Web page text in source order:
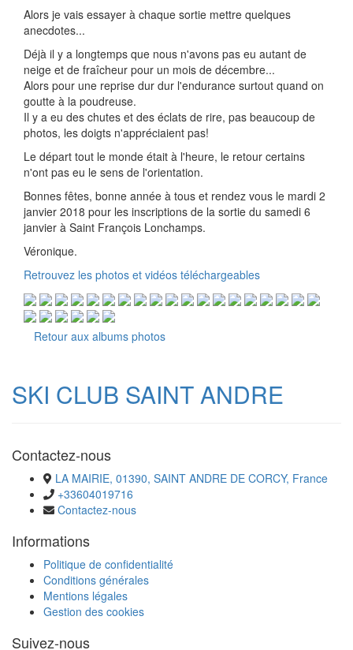
Alors je vais essayer à chaque sortie mettre quelques
anecdotes...
Déjà il y a longtemps que nous n'avons pas eu autant de
neige et de fraîcheur pour un mois de décembre...
Alors pour une reprise dur dur l'endurance surtout quand on
goutte à la poudreuse.
Il y a eu des chutes et des éclats de rire, pas beaucoup de
photos, les doigts n'appréciaient pas!
Le départ tout le monde était à l'heure, le retour certains
n'ont pas eu le sens de l'orientation.
Bonnes fêtes, bonne année à tous et rendez vous le mardi 2
janvier 2018 pour les inscriptions de la sortie du samedi 6
janvier à Saint François Lonchamps.
Véronique.
Retrouvez les photos et vidéos téléchargeables
Retour aux albums photos
SKI CLUB SAINT ANDRE
Contactez-nous
LA MAIRIE, 01390, SAINT ANDRE DE CORCY, France
+33604019716
Contactez-nous
Informations
Politique de confidentialité
Conditions générales
Mentions légales
Gestion des cookies
Suivez-nous